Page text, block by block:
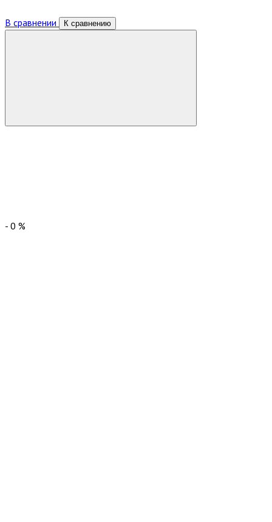
В сравнении К сравнению
- 0 %